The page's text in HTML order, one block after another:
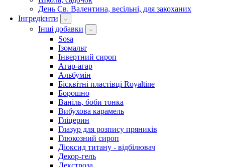
День Св. Валентина, весільні, для закоханих
Інгредієнти
Інші добавки
Sosa
Ізомальт
Інвертний сироп
Агар-агар
Альбумін
Бісквітні пластівці Royaltine
Борошно
Ваніль, боби тонка
Вибухова карамель
Гліцерин
Глазур для розпису пряників
Глюкозний сироп
Діоксид титану - відбілювач
Декор-гель
Декстроза